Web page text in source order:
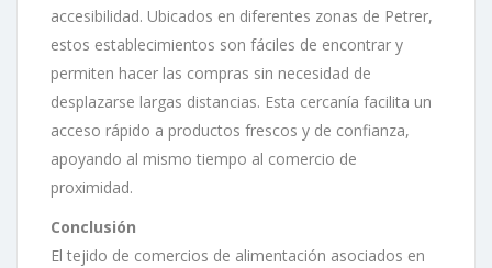
accesibilidad. Ubicados en diferentes zonas de Petrer,
estos establecimientos son fáciles de encontrar y
permiten hacer las compras sin necesidad de
desplazarse largas distancias. Esta cercanía facilita un
acceso rápido a productos frescos y de confianza,
apoyando al mismo tiempo al comercio de
proximidad.
Conclusión
El tejido de comercios de alimentación asociados en